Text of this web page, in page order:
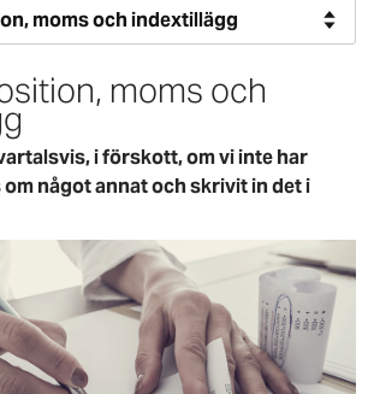
moms och
i förskott, om vi inte har
något annat och skrivit in det i